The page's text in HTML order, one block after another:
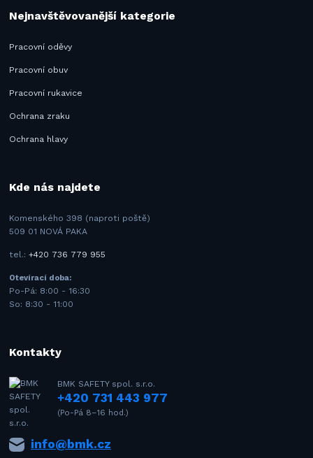
Nejnavštěvovanější kategorie
Pracovní oděvy
Pracovní obuv
Pracovní rukavice
Ochrana zraku
Ochrana hlavy
Kde nás najdete
Komenského 398 (naproti poště)
509 01 NOVÁ PAKA
tel.:+420 736 779 955
Otevírací doba:
Po-Pá: 8:00 - 16:30
So: 8:30 - 11:00
Kontakty
BMK SAFETY spol. s.r.o.
+420 731 443 977
(Po-Pá 8–16 hod.)
info@bmk.cz